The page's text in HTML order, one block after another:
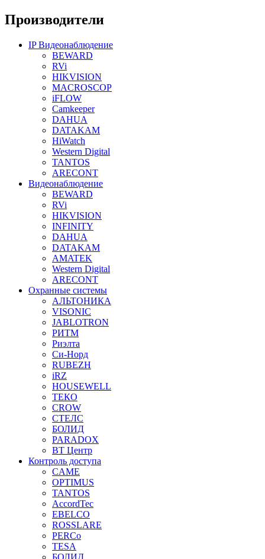
Производители
IP Видеонаблюдение
BEWARD
RVi
HIKVISION
MACROSCOP
iFLOW
Camkeeper
DAHUA
DATAKAM
HiWatch
Western Digital
TANTOS
ARECONT
Видеонаблюдение
BEWARD
RVi
HIKVISION
INFINITY
DAHUA
DATAKAM
AMATEK
Western Digital
ARECONT
Охранные системы
АЛЬТОНИКА
VISONIC
JABLOTRON
РИТМ
Риэлта
Си-Норд
RUBEZH
iRZ
HOUSEWELL
ТЕКО
CROW
СТЕЛС
БОЛИД
PARADOX
ВТ Центр
Контроль доступа
CAME
OPTIMUS
TANTOS
AccordTec
EBELCO
ROSSLARE
PERCo
TESA
БОЛИД